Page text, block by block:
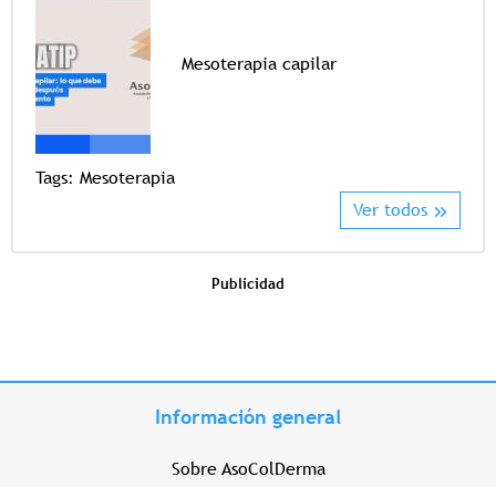
Mesoterapia capilar
Tags: Mesoterapia
Ver todos
Publicidad
Información general
Sobre AsoColDerma